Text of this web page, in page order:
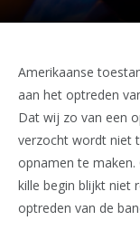
Amerikaanse
aan het optreden
Dat wij zo van een
verzocht wordt niet
opnamen te
kille begin blijkt niet
optreden van de